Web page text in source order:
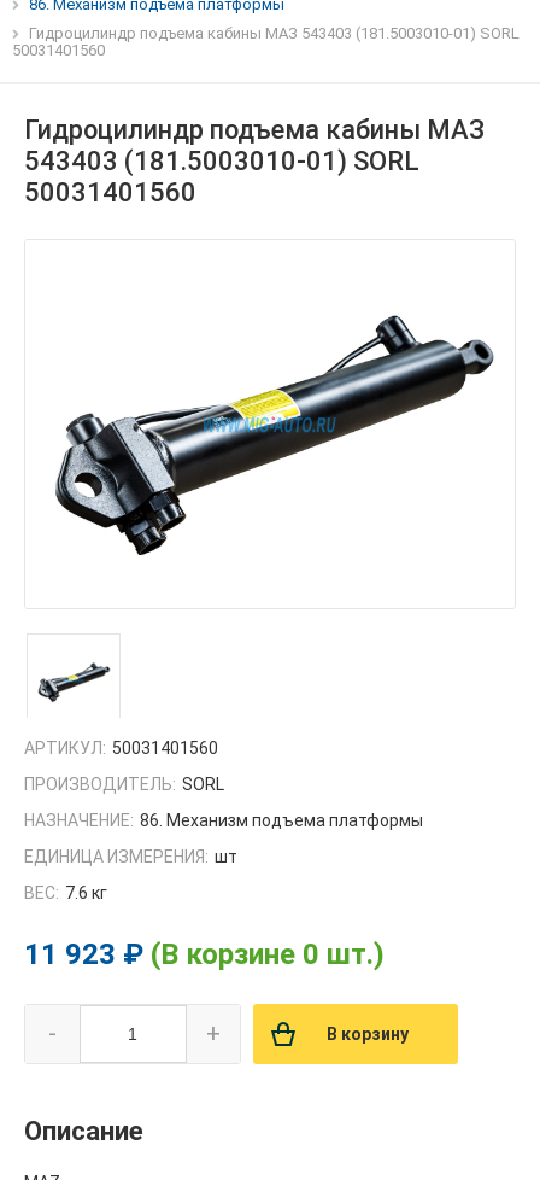
86. Механизм подъема платформы
Гидроцилиндр подъема кабины МАЗ 543403 (181.5003010-01) SORL
50031401560
Гидроцилиндр подъема кабины МАЗ
543403 (181.5003010-01) SORL
50031401560
АРТИКУЛ: 50031401560
ПРОИЗВОДИТЕЛЬ: SORL
НАЗНАЧЕНИЕ: 86. Механизм подъема платформы
ЕДИНИЦА ИЗМЕРЕНИЯ: шт
ВЕС: 7.6 кг
11 923 ₽ (В корзине 0 шт.)
- + В корзину
Описание